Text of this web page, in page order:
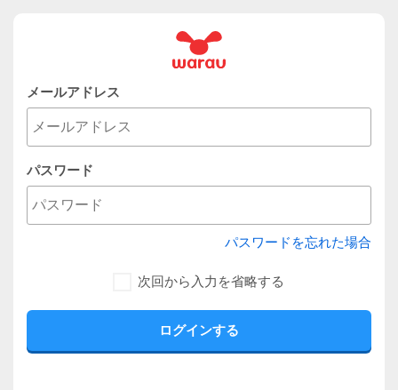
メールアドレス
パスワード
パスワードを忘れた場合
次回から入力を省略する